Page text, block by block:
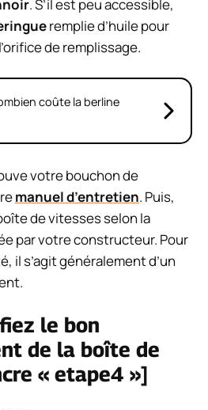
. S’il est peu accessible,
remplie d’huile pour
de remplissage.
coûte la berline
votre bouchon de
manuel d’entretien. Puis,
de vitesses selon la
par votre constructeur. Pour
il s’agit généralement d’un
le bon
de la boîte de
« etape4 »]